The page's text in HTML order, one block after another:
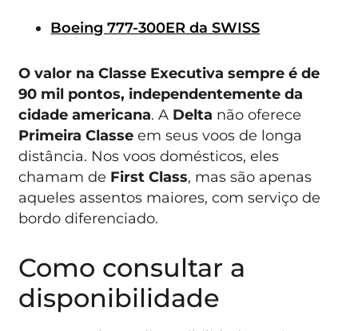
Boeing 777-300ER da SWISS
O valor na Classe Executiva sempre é de
90 mil pontos, independentemente da
cidade americana. A Delta não oferece
Primeira Classe em seus voos de longa
distância. Nos voos domésticos, eles
chamam de First Class, mas são apenas
aqueles assentos maiores, com serviço de
bordo diferenciado.
Como consultar a
disponibilidade